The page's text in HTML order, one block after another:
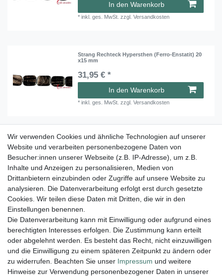
In den Warenkorb
*inkl. ges. MwSt. zzgl.Versandkosten
Strang Rechteck Hypersthen (Ferro-Enstatit) 20
x15 mm
31,95 € *
In den Warenkorb
*inkl. ges. MwSt. zzgl.Versandkosten
Strang Würfel/Nugget Hypersthen (Ferro-
Enstatit) 10-14 x 10-14 mm
13,45 € *
In den Warenkorb
*inkl. ges. MwSt. zzgl.Versandkosten
Lieferung und Versand
Impressum Daten­schutz­erklärung AGB
Wir verwenden Cookies und ähnliche Technologien auf unserer
Website und verarbeiten personenbezogene Daten von
Besucher:innen unserer Webseite (z.B. IP-Adresse), um z.B.
Inhalte und Anzeigen zu personalisieren, Medien von
Drittanbietern einzubinden oder Zugriffe auf unsere Website zu
analysieren. Die Datenverarbeitung erfolgt erst durch gesetzte
Cookies. Wir teilen diese Daten mit Dritten, die wir in den
Einstellungen benennen.
Die Datenverarbeitung kann mit Einwilligung oder aufgrund eines
berechtigten Interesses erfolgen. Die Zustimmung kann erteilt
oder abgelehnt werden. Es besteht das Recht, nicht einzuwilligen
und die Einwilligung zu einem späteren Zeitpunkt zu ändern oder
zu widerrufen. Beachten Sie unser Impressum und weitere
Hinweise zur Verwendung personenbezogener Daten in unserer